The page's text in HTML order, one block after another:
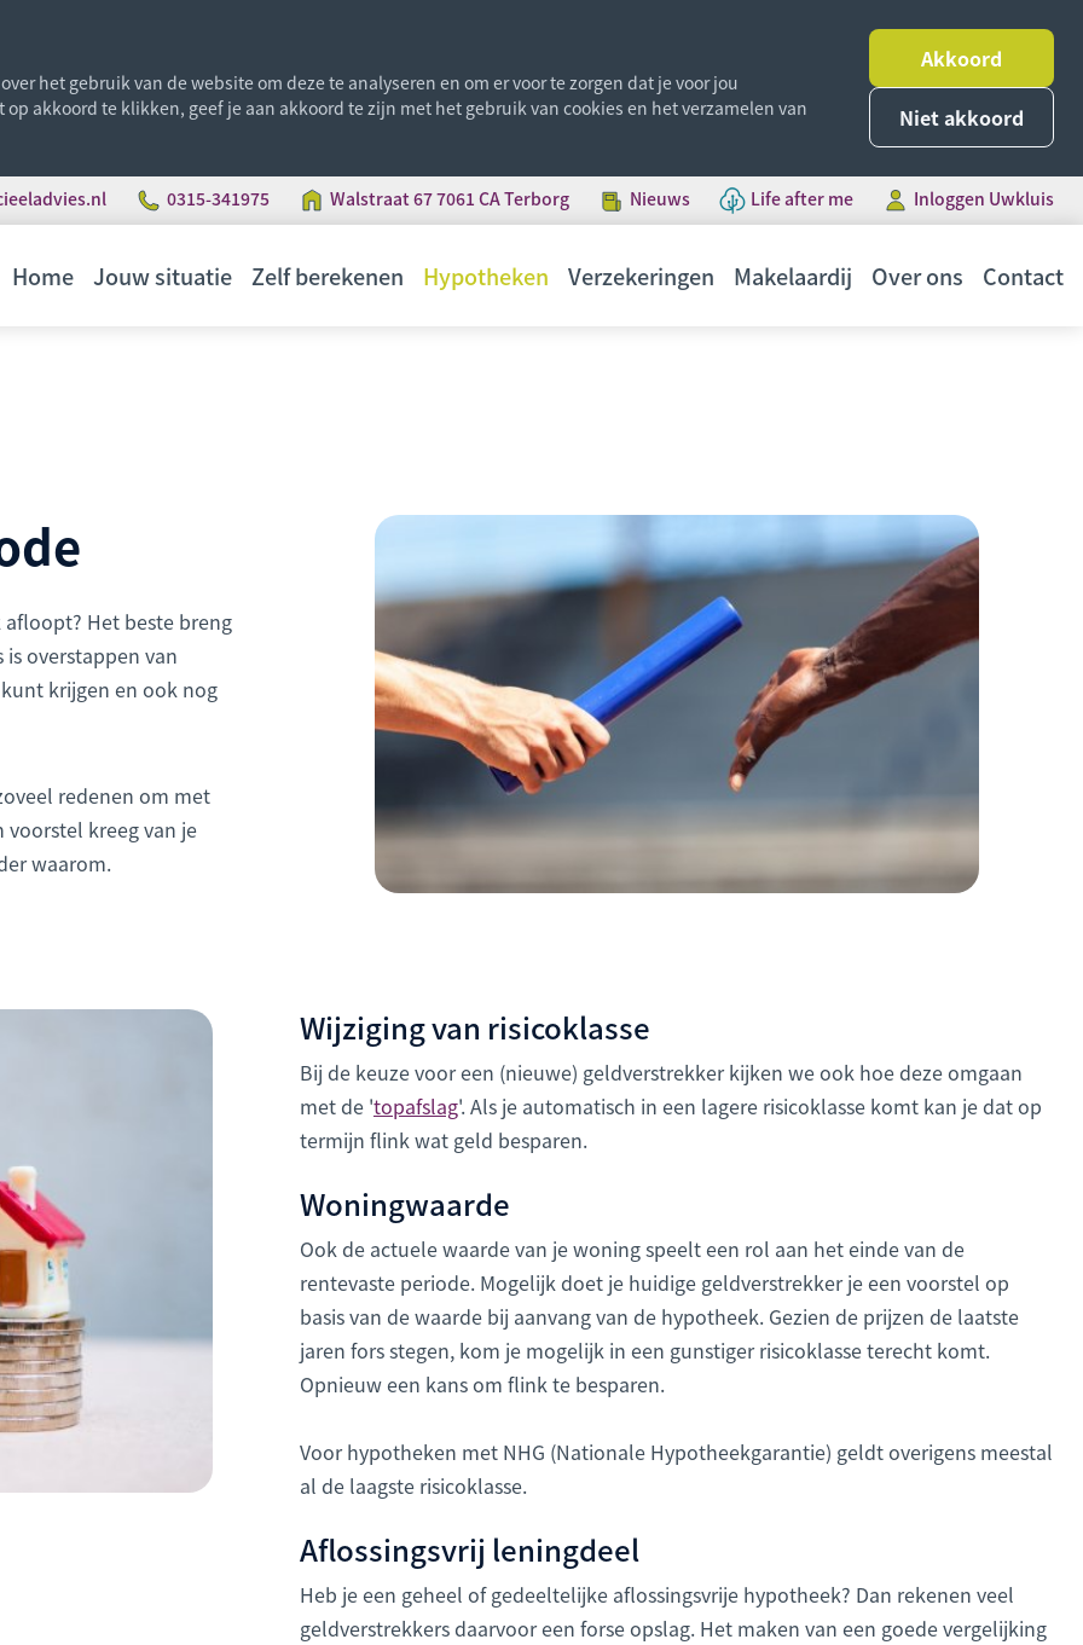
het gebruik van de website om deze te analyseren en om er voor te zorgen dat je voor jou
akkoord te klikken, geef je aan akkoord te zijn met het gebruik van cookies en het verzamelen van
Akkoord
Niet akkoord
0315-341975 Walstraat 67 7061 CA Terborg Nieuws Life after me Inloggen Uwkluis
Home Jouw situatie Zelf berekenen Hypotheken Verzekeringen Makelaardij Over ons Contact
Het beste breng
overstappen van
krijgen en ook nog
redenen om met
voorstel kreeg van je
waarom.
Wijziging van risicoklasse
Bij de keuze voor een (nieuwe) geldverstrekker kijken we ook hoe deze omgaan
met de 'topafslag'. Als je automatisch in een lagere risicoklasse komt kan je dat op
termijn flink wat geld besparen.
Woningwaarde
Ook de actuele waarde van je woning speelt een rol aan het einde van de
rentevaste periode. Mogelijk doet je huidige geldverstrekker je een voorstel op
basis van de waarde bij aanvang van de hypotheek. Gezien de prijzen de laatste
jaren fors stegen, kom je mogelijk in een gunstiger risicoklasse terecht komt.
Opnieuw een kans om flink te besparen.
Voor hypotheken met NHG (Nationale Hypotheekgarantie) geldt overigens meestal
al de laagste risicoklasse.
Aflossingsvrij leningdeel
Heb je een geheel of gedeeltelijke aflossingsvrije hypotheek? Dan rekenen veel
geldverstrekkers daarvoor een forse opslag. Het maken van een goede vergelijking